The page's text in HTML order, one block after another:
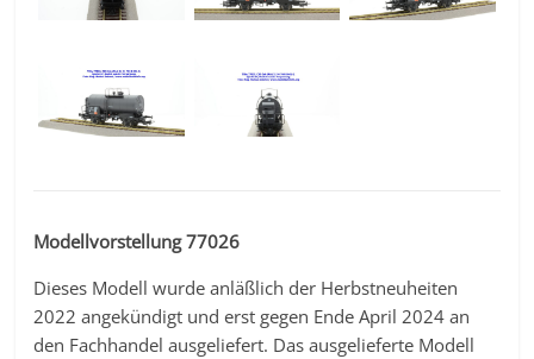
Modellvorstellung 77026
Dieses Modell wurde anläßlich der Herbstneuheiten
2022 angekündigt und erst gegen Ende April 2024 an
den Fachhandel ausgeliefert. Das ausgelieferte Modell